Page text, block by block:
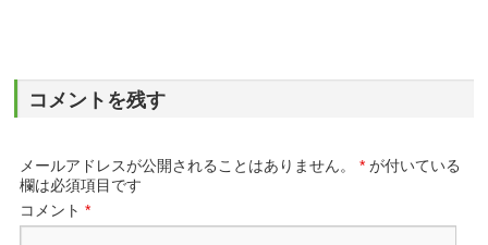
コメントを残す
メールアドレスが公開されることはありません。 * が付いている
欄は必須項目です
コメント*